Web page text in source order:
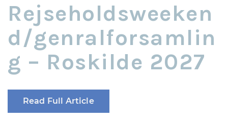
Rejseholdsweeken
d/genralforsamlin
g – Roskilde 2027
Read Full Article